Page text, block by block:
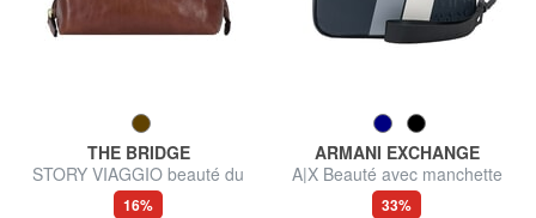
THE BRIDGE
STORY VIAGGIO beauté du
cuir
16%
ARMANI EXCHANGE
A|X Beauté avec manchette
33%